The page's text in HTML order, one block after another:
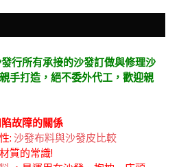
發行所有承接的沙發訂做與修理沙
手打造，絕不委外代工，歡迎親
故障的關係
: 沙發布料與沙發皮比較
材質的常識!